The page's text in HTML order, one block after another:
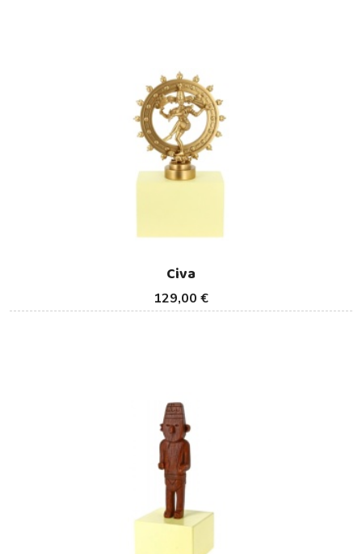
129,00 €
Civa